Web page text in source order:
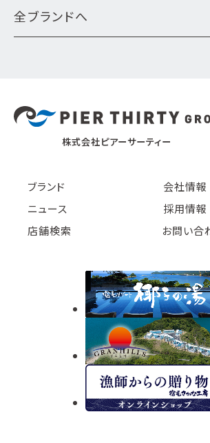
全ブランドへ
株式会社ピアーサーティー
ブランド
会社情報
ニュース
採用情報
店舗検索
お問い合